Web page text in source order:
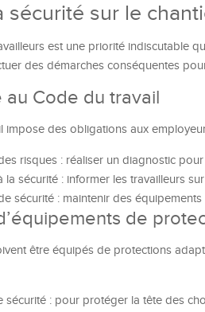
sécurité sur le
est une priorité indiscutable
des démarches conséquentes
au Code du travail
impose des obligations aux
risques : réaliser un diagnostic
la sécurité : informer les travailleurs
sécurité : maintenir des
de
être équipés de protections
sécurité : pour protéger la tête des